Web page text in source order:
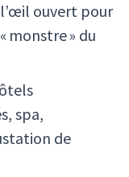
ouvert pour
monstre » du
spa,
de